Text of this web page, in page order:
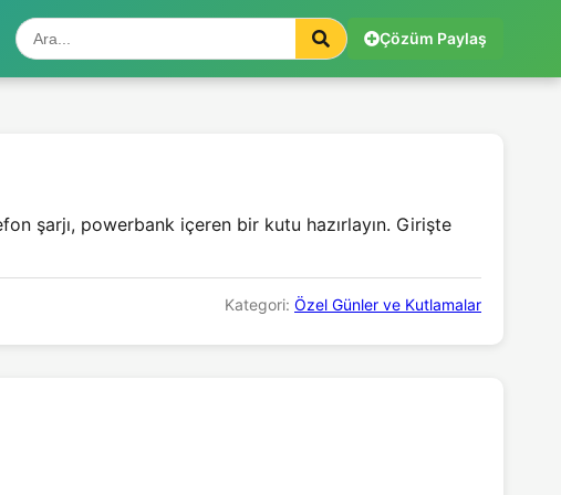
Çözüm Paylaş
şarjı, powerbank içeren bir kutu hazırlayın. Girişte
Kategori: Özel Günler ve Kutlamalar